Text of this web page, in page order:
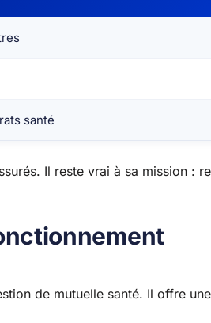
santé
Il reste vrai à sa mission :
de mutuelle santé. Il offre